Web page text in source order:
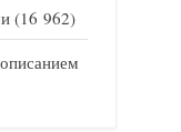
(16 962)